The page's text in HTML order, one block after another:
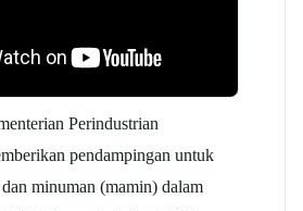
Perindustrian
pendampingan untuk
minuman (mamin) dalam